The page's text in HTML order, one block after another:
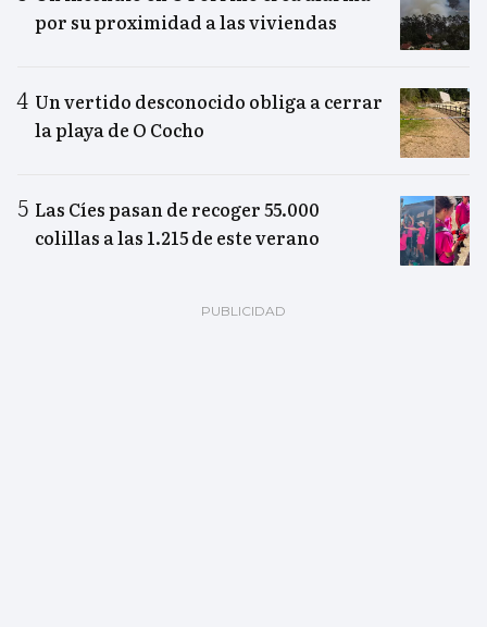
por su proximidad a las viviendas
Un vertido desconocido obliga a cerrar
la playa de O Cocho
Las Cíes pasan de recoger 55.000
colillas a las 1.215 de este verano